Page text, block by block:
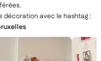
décoration avec le hashtag :